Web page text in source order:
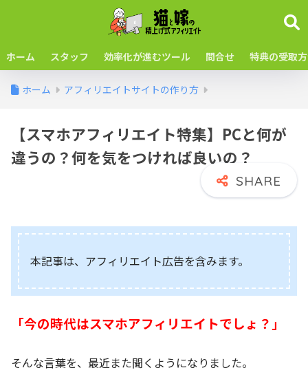
ホーム スタッフ 効率化が進むツール 問合せ 特典の受取
ホーム アフィリエイトサイトの作り方
【スマホアフィリエイト特集】PCと何が
違うの？何を気をつければ良いの？
本記事は、アフィリエイト広告を含みます。
「今の時代はスマホアフィリエイトでしょ？」
そんな言葉を、最近また聞くようになりました。